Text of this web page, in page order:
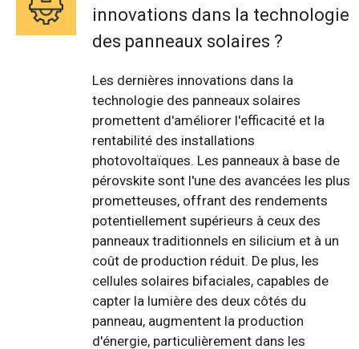
innovations dans la technologie
des panneaux solaires ?
Les dernières innovations dans la
technologie des panneaux solaires
promettent d'améliorer l'efficacité et la
rentabilité des installations
photovoltaïques. Les panneaux à base de
pérovskite sont l'une des avancées les plus
prometteuses, offrant des rendements
potentiellement supérieurs à ceux des
panneaux traditionnels en silicium et à un
coût de production réduit. De plus, les
cellules solaires bifaciales, capables de
capter la lumière des deux côtés du
panneau, augmentent la production
d'énergie, particulièrement dans les